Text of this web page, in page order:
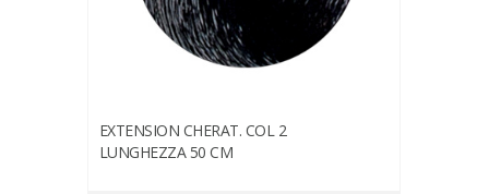
EXTENSION CHERAT. COL 2
LUNGHEZZA 50 CM